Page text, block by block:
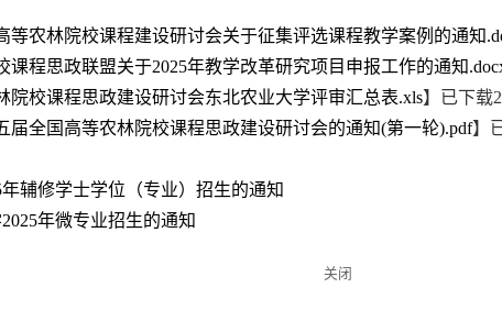
等农林院校课程建设研讨会关于征集评选课程教学案例的通知
课程思政联盟关于2025年教学改革研究项目申报工作的通知​
院校课程思政建设研讨会东北农业大学评审汇总表.xls】已下载
届全国高等农林院校课程思政建设研讨会的通知(第一轮).pdf】
辅修学士学位（专业）招生的通知
年微专业招生的通知
关闭